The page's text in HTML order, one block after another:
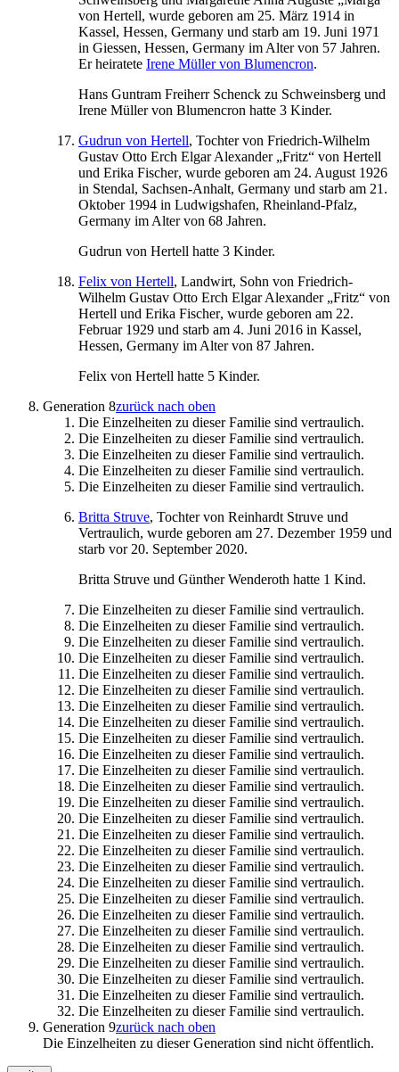
von Hertell, wurde geboren am 25. März 1914 in
Kassel, Hessen, Germany und starb am 19. Juni 1971
in Giessen, Hessen, Germany im Alter von 57 Jahren.
Er heiratete Irene Müllervon Blumencron.
Hans Guntram Freiherr Schenck zu Schweinsberg und
Irene Müllervon Blumencron hatte 3 Kinder.
Gudrun von Hertell, Tochter von Friedrich-Wilhelm
Gustav Otto Erch Elgar Alexander „Fritz“ von Hertell
und Erika Fischer, wurde geboren am 24. August 1926
in Stendal, Sachsen-Anhalt, Germany und starb am 21.
Oktober 1994 in Ludwigshafen, Rheinland-Pfalz,
Germany im Alter von 68 Jahren.
Gudrun von Hertell hatte 3 Kinder.
Felix von Hertell, Landwirt, Sohn von Friedrich-
Wilhelm Gustav Otto Erch Elgar Alexander „Fritz“ von
Hertell und Erika Fischer, wurde geboren am 22.
Februar 1929 und starb am 4. Juni 2016 in Kassel,
Hessen, Germany im Alter von 87 Jahren.
Felix von Hertell hatte 5 Kinder.
Generation 8zurück nach oben
Die Einzelheiten zu dieser Familie sind vertraulich.
Die Einzelheiten zu dieser Familie sind vertraulich.
Die Einzelheiten zu dieser Familie sind vertraulich.
Die Einzelheiten zu dieser Familie sind vertraulich.
Die Einzelheiten zu dieser Familie sind vertraulich.
Britta Struve, Tochter von Reinhardt Struve und
Vertraulich, wurde geboren am 27. Dezember 1959 und
starb vor 20. September 2020.
Britta Struve und GüntherWenderoth hatte 1 Kind.
Die Einzelheiten zu dieser Familie sind vertraulich.
Die Einzelheiten zu dieser Familie sind vertraulich.
Die Einzelheiten zu dieser Familie sind vertraulich.
Die Einzelheiten zu dieser Familie sind vertraulich.
Die Einzelheiten zu dieser Familie sind vertraulich.
Die Einzelheiten zu dieser Familie sind vertraulich.
Die Einzelheiten zu dieser Familie sind vertraulich.
Die Einzelheiten zu dieser Familie sind vertraulich.
Die Einzelheiten zu dieser Familie sind vertraulich.
Die Einzelheiten zu dieser Familie sind vertraulich.
Die Einzelheiten zu dieser Familie sind vertraulich.
Die Einzelheiten zu dieser Familie sind vertraulich.
Die Einzelheiten zu dieser Familie sind vertraulich.
Die Einzelheiten zu dieser Familie sind vertraulich.
Die Einzelheiten zu dieser Familie sind vertraulich.
Die Einzelheiten zu dieser Familie sind vertraulich.
Die Einzelheiten zu dieser Familie sind vertraulich.
Die Einzelheiten zu dieser Familie sind vertraulich.
Die Einzelheiten zu dieser Familie sind vertraulich.
Die Einzelheiten zu dieser Familie sind vertraulich.
Die Einzelheiten zu dieser Familie sind vertraulich.
Die Einzelheiten zu dieser Familie sind vertraulich.
Die Einzelheiten zu dieser Familie sind vertraulich.
Die Einzelheiten zu dieser Familie sind vertraulich.
Die Einzelheiten zu dieser Familie sind vertraulich.
Die Einzelheiten zu dieser Familie sind vertraulich.
Generation 9zurück nach oben
Die Einzelheiten zu dieser Generation sind nicht öffentlich.